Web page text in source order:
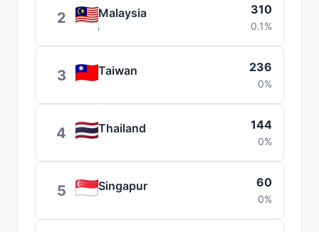
2 Malaysia 310
0.1%
3 Taiwan 236
0%
4 Thailand 144
0%
5 Singapur 60
0%